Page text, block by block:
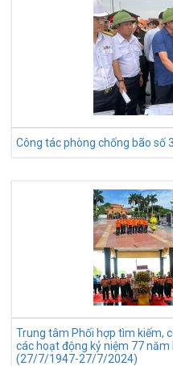
Công tác phòng chống bão số
Trung tâm Phối hợp tìm kiếm,
các hoạt động kỷ niệm 77
(27/7/1947-27/7/2024)